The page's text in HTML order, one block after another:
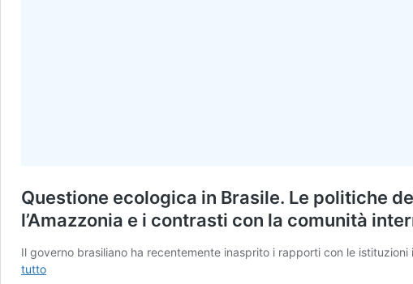
Questione ecologica in Brasile. Le politiche
l’Amazzonia e i contrasti con la comunità
Il governo brasiliano ha recentemente inasprito i rapporti con le
tuttoQuestione